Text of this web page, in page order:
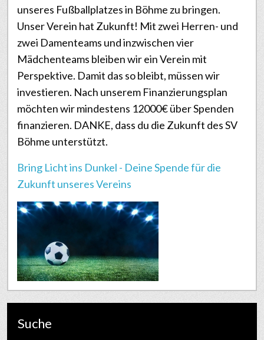
unseres Fußballplatzes in Böhme zu bringen.
Unser Verein hat Zukunft! Mit zwei Herren- und
zwei Damenteams und inzwischen vier
Mädchenteams bleiben wir ein Verein mit
Perspektive. Damit das so bleibt, müssen wir
investieren. Nach unserem Finanzierungsplan
möchten wir mindestens 12000€ über Spenden
finanzieren. DANKE, dass du die Zukunft des SV
Böhme unterstützt.
Bring Licht ins Dunkel - Deine Spende für die
Zukunft unseres Vereins
Suche